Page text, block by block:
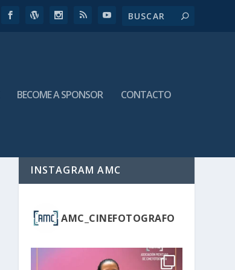
BECOME A SPONSOR CONTACTO
INSTAGRAM AMC
AMC_CINEFOTOGRAFO